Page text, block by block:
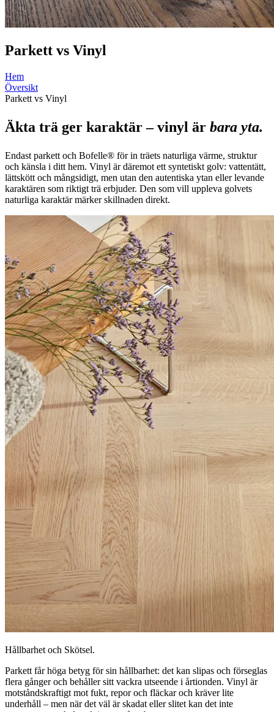
Parkett vs Vinyl
Hem
Översikt
Parkett vs Vinyl
Äkta trä ger karaktär – vinyl är bara yta.
Endast parkett och Bofelle® för in träets naturliga värme, struktur
och känsla i ditt hem. Vinyl är däremot ett syntetiskt golv: vattentätt,
lättskött och mångsidigt, men utan den autentiska ytan eller levande
karaktären som riktigt trä erbjuder. Den som vill uppleva golvets
naturliga karaktär märker skillnaden direkt.
Hållbarhet och Skötsel.
Parkett får höga betyg för sin hållbarhet: det kan slipas och förseglas
flera gånger och behåller sitt vackra utseende i årtionden. Vinyl är
motståndskraftigt mot fukt, repor och fläckar och kräver lite
underhåll – men när det väl är skadat eller slitet kan det inte